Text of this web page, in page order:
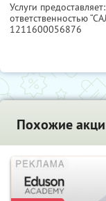
Услуги
ответственностью
1211600056876
Похожие